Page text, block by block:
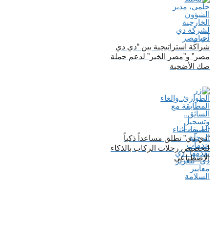
أخبار
شراكة استراتيجية بين “دي دي
مصر” و”مصر الخير” لدعم حملة
صك الأضحية
تطبيقات
“دي دي” تطلق مساعداً ذكياً
لتخصيص رحلات الركاب بالذكاء
الاصطناعي